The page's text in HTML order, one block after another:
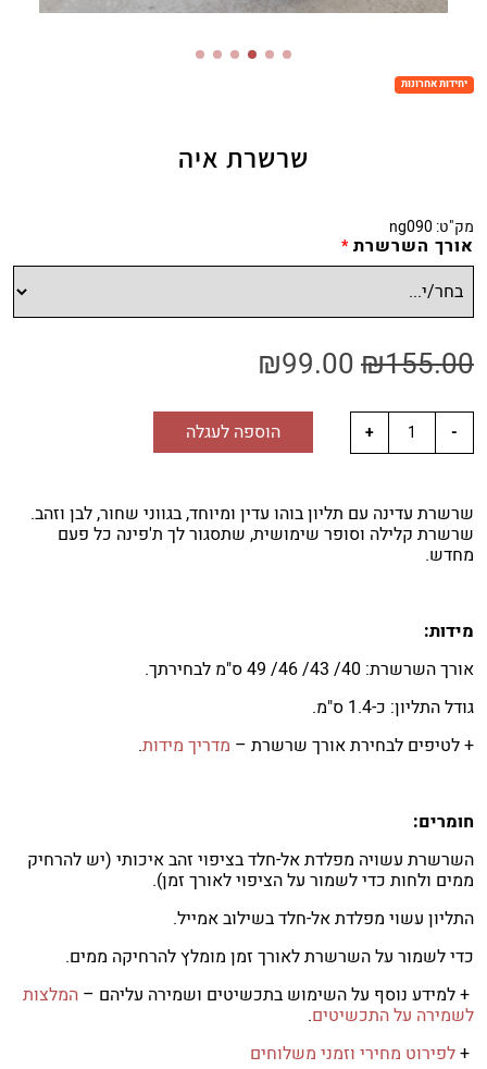
יחידות אחרונות
שרשרת איה
מק"ט: ng090
אורך השרשרת*
₪155.00
₪99.00
הוספה לעגלה
שרשרת עדינה עם תליון בוהו עדין ומיוחד, בגווני שחור, לבן וזהב.
שרשרת קלילה וסופר שימושית, שתסגור לך ת'פינה כל פעם
מחדש.
מידות:
אורך השרשרת: 40/ 43/ 46/ 49 ס"מ לבחירתך.
גודל התליון: כ-1.4 ס"מ.
+ לטיפים לבחירת אורך שרשרת – מדריך מידות.
חומרים:
השרשרת עשויה מפלדת אל-חלד בציפוי זהב איכותי (יש להרחיק
ממים ולחות כדי לשמור על הציפוי לאורך זמן).
התליון עשוי מפלדת אל-חלד בשילוב אמייל.
כדי לשמור על השרשרת לאורך זמן מומלץ להרחיקה ממים.
+ למידע נוסף על השימוש בתכשיטים ושמירה עליהם – המלצות
לשמירה על התכשיטים.
+לפירוט מחירי וזמני משלוחים